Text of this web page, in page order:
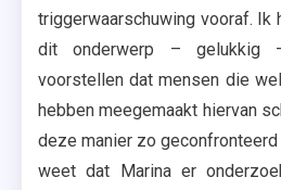
triggerwaarschuwing vooraf. Ik
dit onderwerp –
voorstellen dat mensen die
hebben meegemaakt hiervan
deze manier zo
weet dat Marina er